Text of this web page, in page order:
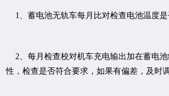
1、蓄电池无轨车每月比对检查电池温度是
2、每月检查校对机车充电输出加在蓄电
性，检查是否符合要求，如果有偏差，及时调